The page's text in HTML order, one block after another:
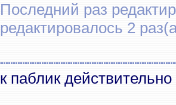
Последний раз
редактировалось 2
к паблик